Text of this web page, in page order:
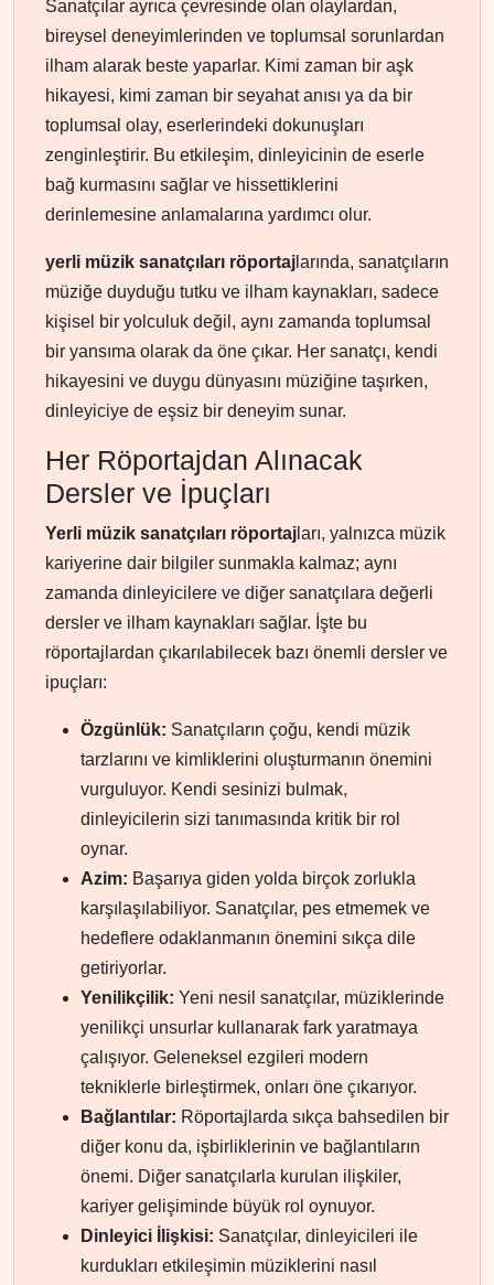
Sanatçılar ayrıca çevresinde olan olaylardan,
bireysel deneyimlerinden ve toplumsal sorunlardan
ilham alarak beste yaparlar. Kimi zaman bir aşk
hikayesi, kimi zaman bir seyahat anısı ya da bir
toplumsal olay, eserlerindeki dokunuşları
zenginleştirir. Bu etkileşim, dinleyicinin de eserle
bağ kurmasını sağlar ve hissettiklerini
derinlemesine anlamalarına yardımcı olur.
yerli müzik sanatçıları röportaj larında, sanatçıların
müziğe duyduğu tutku ve ilham kaynakları, sadece
kişisel bir yolculuk değil, aynı zamanda toplumsal
bir yansıma olarak da öne çıkar. Her sanatçı, kendi
hikayesini ve duygu dünyasını müziğine taşırken,
dinleyiciye de eşsiz bir deneyim sunar.
Her Röportajdan Alınacak
Dersler ve İpuçları
Yerli müzik sanatçıları röportaj ları, yalnızca müzik
kariyerine dair bilgiler sunmakla kalmaz; aynı
zamanda dinleyicilere ve diğer sanatçılara değerli
dersler ve ilham kaynakları sağlar. İşte bu
röportajlardan çıkarılabilecek bazı önemli dersler ve
ipuçları:
Özgünlük: Sanatçıların çoğu, kendi müzik
tarzlarını ve kimliklerini oluşturmanın önemini
vurguluyor. Kendi sesinizi bulmak,
dinleyicilerin sizi tanımasında kritik bir rol
oynar.
Azim: Başarıya giden yolda birçok zorlukla
karşılaşılabiliyor. Sanatçılar, pes etmemek ve
hedeflere odaklanmanın önemini sıkça dile
getiriyorlar.
Yenilikçilik: Yeni nesil sanatçılar, müziklerinde
yenilikçi unsurlar kullanarak fark yaratmaya
çalışıyor. Geleneksel ezgileri modern
tekniklerle birleştirmek, onları öne çıkarıyor.
Bağlantılar: Röportajlarda sıkça bahsedilen bir
diğer konu da, işbirliklerinin ve bağlantıların
önemi. Diğer sanatçılarla kurulan ilişkiler,
kariyer gelişiminde büyük rol oynuyor.
Dinleyici İlişkisi: Sanatçılar, dinleyicileri ile
kurdukları etkileşimin müziklerini nasıl